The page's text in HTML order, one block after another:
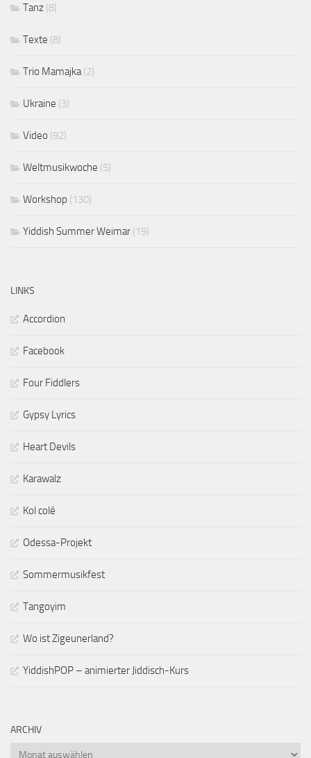
Tanz (8)
Texte (8)
Trio Mamajka(2)
Ukraine (3)
Video (92)
Weltmusikwoche (5)
Workshop (130)
Yiddish Summer Weimar (19)
LINKS
Accordion
Facebook
Four Fiddlers
Gypsy Lyrics
Heart Devils
Karawalz
Kol colé
Odessa-Projekt
Sommermusikfest
Tangoyim
Wo ist Zigeunerland?
YiddishPOP – animierter Jiddisch-Kurs
ARCHIV
Archiv